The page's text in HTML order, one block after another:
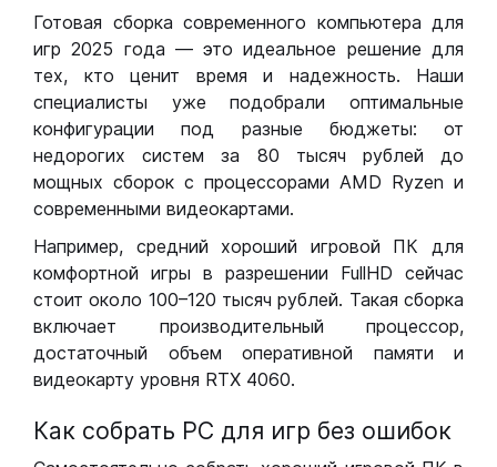
Готовая сборка современного компьютера для
игр 2025 года — это идеальное решение для
тех, кто ценит время и надежность. Наши
специалисты уже подобрали оптимальные
конфигурации под разные бюджеты: от
недорогих систем за 80 тысяч рублей до
мощных сборок с процессорами AMD Ryzen и
современными видеокартами.
Например, средний хороший игровой ПК для
комфортной игры в разрешении FullHD сейчас
стоит около 100–120 тысяч рублей. Такая сборка
включает производительный процессор,
достаточный объем оперативной памяти и
видеокарту уровня RTX 4060.
Как собрать РС для игр без ошибок